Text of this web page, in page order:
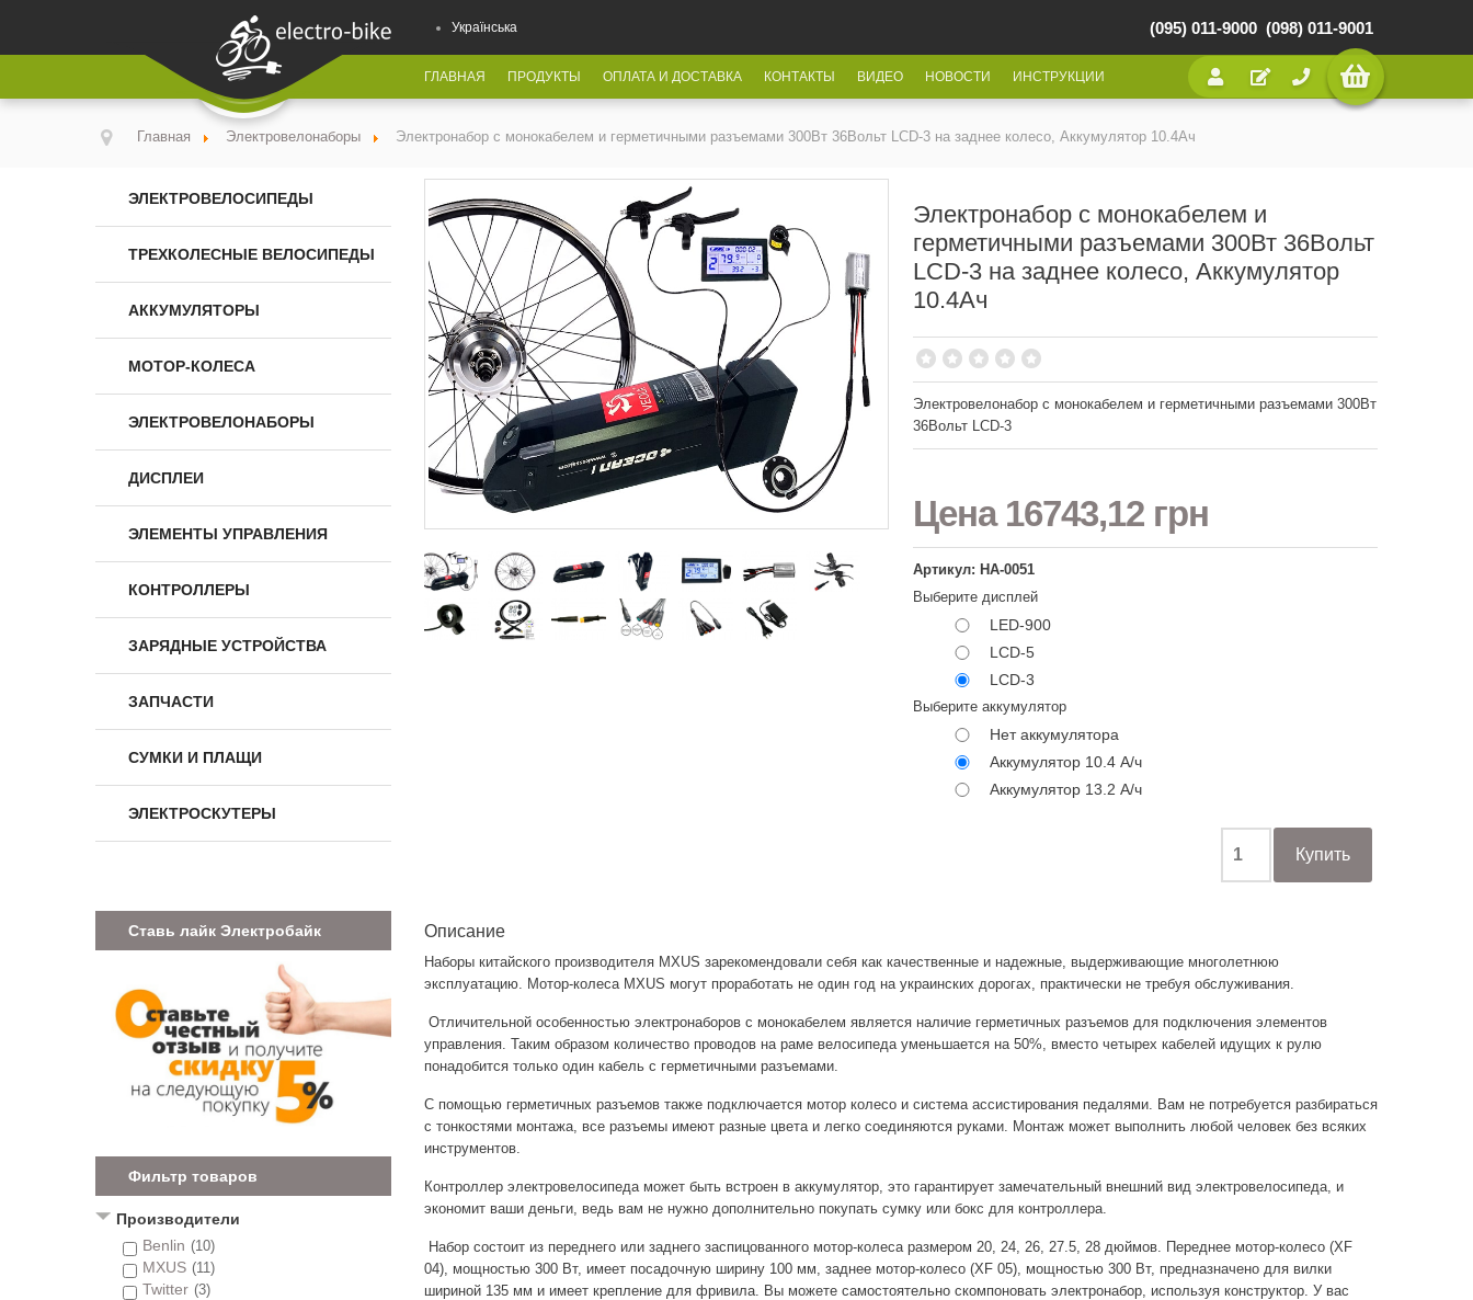
Українська (095) 011-9000 (098) 011-9001
ГЛАВНАЯ ПРОДУКТЫ ОПЛАТА И ДОСТАВКА КОНТАКТЫ ВИДЕО НОВОСТИ ИНСТРУКЦИИ
Главная Электровелонаборы Электронабор с монокабелем и герметичными разъемами 300Вт 36Вольт LCD-3 на заднее колесо, Аккумулятор 10.4Ач
ЭЛЕКТРОВЕЛОСИПЕДЫ
ТРЕХКОЛЕСНЫЕ ВЕЛОСИПЕДЫ
АККУМУЛЯТОРЫ
МОТОР-КОЛЕСА
ЭЛЕКТРОВЕЛОНАБОРЫ
ДИСПЛЕИ
ЭЛЕМЕНТЫ УПРАВЛЕНИЯ
КОНТРОЛЛЕРЫ
ЗАРЯДНЫЕ УСТРОЙСТВА
ЗАПЧАСТИ
СУМКИ И ПЛАЩИ
ЭЛЕКТРОСКУТЕРЫ
Ставь лайк Электробайк
Фильтр товаров
Производители
Benlin (10)
MXUS (11)
Twitter (3)
Электронабор с монокабелем и
герметичными разъемами 300Вт 36Вольт
LCD-3 на заднее колесо, Аккумулятор
10.4Ач
Электровелонабор с монокабелем и герметичными разъемами 300Вт
36Вольт LCD-3
Цена 16743,12 грн
Артикул: НА-0051
Выберите дисплей
LED-900
LCD-5
LCD-3
Выберите аккумулятор
Нет аккумулятора
Аккумулятор 10.4 А/ч
Аккумулятор 13.2 А/ч
Описание
Наборы китайского производителя MXUS зарекомендовали себя как качественные и надежные, выдерживающие многолетнюю
эксплуатацию. Мотор-колеса MXUS могут проработать не один год на украинских дорогах, практически не требуя обслуживания.
Отличительной особенностью электронаборов с монокабелем является наличие герметичных разъемов для подключения элементов
управления. Таким образом количество проводов на раме велосипеда уменьшается на 50%, вместо четырех кабелей идущих к рулю
понадобится только один кабель с герметичными разъемами.
С помощью герметичных разъемов также подключается мотор колесо и система ассистирования педалями. Вам не потребуется разбираться
с тонкостями монтажа, все разъемы имеют разные цвета и легко соединяются руками. Монтаж может выполнить любой человек без всяких
инструментов.
Контроллер электровелосипеда может быть встроен в аккумулятор, это гарантирует замечательный внешний вид электровелосипеда, и
экономит ваши деньги, ведь вам не нужно дополнительно покупать сумку или бокс для контроллера.
Набор состоит из переднего или заднего заспицованного мотор-колеса размером 20, 24, 26, 27.5, 28 дюймов. Переднее мотор-колесо (XF
04), мощностью 300 Вт, имеет посадочную ширину 100 мм, заднее мотор-колесо (XF 05), мощностью 300 Вт, предназначено для вилки
шириной 135 мм и имеет крепление для фривила. Вы можете самостоятельно скомпоновать электронабор, используя конструктор. У вас